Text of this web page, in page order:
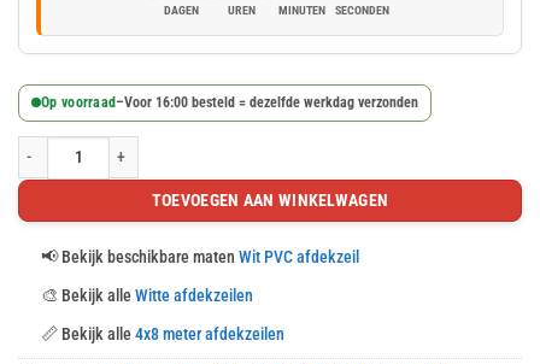
DAGEN UREN MINUTEN SECONDEN
Op voorraad–Voor 16:00 besteld = dezelfde werkdag verzonden
Wit PVC afdekzeil 4x8m 400gr/m² aantal
TOEVOEGEN AAN WINKELWAGEN
📢 Bekijk beschikbare maten Wit PVC afdekzeil
🎨 Bekijk alleWitte afdekzeilen
📏 Bekijk alle4x8 meter afdekzeilen